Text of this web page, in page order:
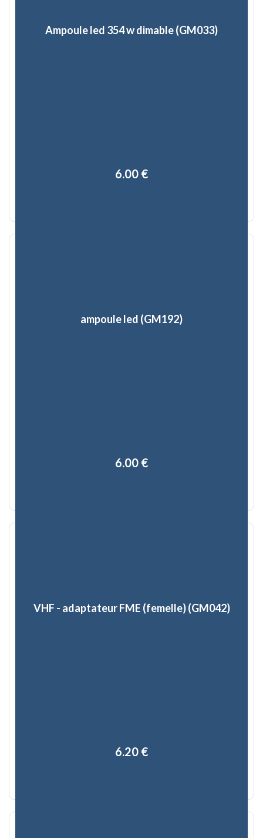
Ampoule led 354 w dimable (GM033)
6,00 €
ampoule led (GM192)
6,00 €
VHF - adaptateur FME (femelle) (GM042)
6,20 €